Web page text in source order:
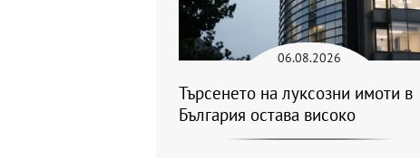
06.08.2026
Търсенето на луксозни имоти в
България остава високо